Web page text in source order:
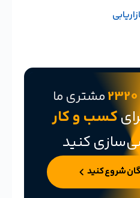
2320مشتری ما
کسب و کار
کنید
شروع کنید